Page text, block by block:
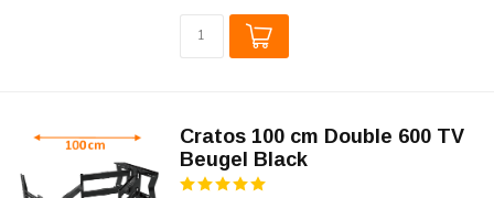
Cratos 100 cm Double 600 TV
Beugel Black